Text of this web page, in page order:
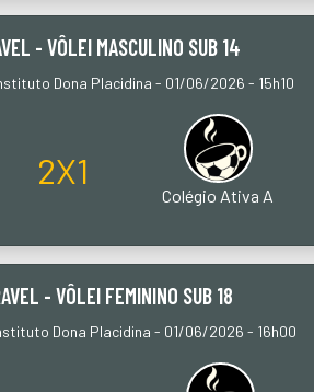
- VÔLEI MASCULINO SUB 14
Dona Placidina - 01/06/2026 - 15h10
2X1
Colégio Ativa A
- VÔLEI FEMININO SUB 18
Dona Placidina - 01/06/2026 - 16h00